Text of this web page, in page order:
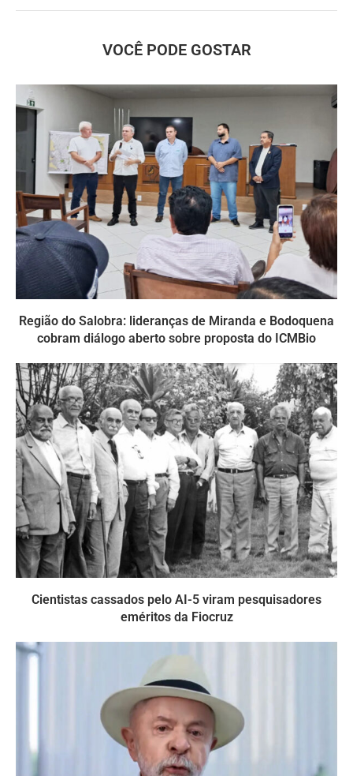
VOCÊ PODE GOSTAR
Região do Salobra: lideranças de Miranda e Bodoquena
cobram diálogo aberto sobre proposta do ICMBio
Cientistas cassados pelo AI-5 viram pesquisadores
eméritos da Fiocruz